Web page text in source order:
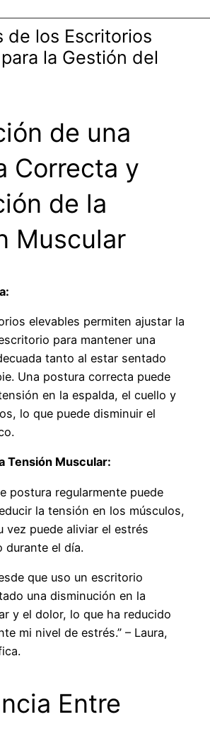
de los Escritorios
la Gestión del
de una
Correcta y
de la
Muscular
elevables permiten ajustar la
para mantener una
tanto al estar sentado
Una postura correcta puede
en la espalda, el cuello y
lo que puede disminuir el
Tensión Muscular:
postura regularmente puede
la tensión en los músculos,
vez puede aliviar el estrés
durante el día.
que uso un escritorio
una disminución en la
y el dolor, lo que ha reducido
mi nivel de estrés.” – Laura,
Entre